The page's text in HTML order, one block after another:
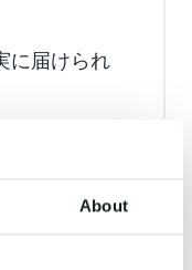
About
に届けられ
簡単にでき